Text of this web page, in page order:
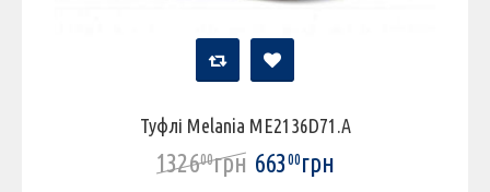
Туфлі Melania ME2136D71.A
132600грн 66300грн